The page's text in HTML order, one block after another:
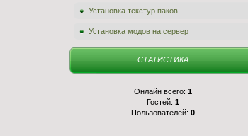
Установка текстур паков
Установка модов на сервер
СТАТИСТИКА
Онлайн всего: 1
Гостей: 1
Пользователей: 0